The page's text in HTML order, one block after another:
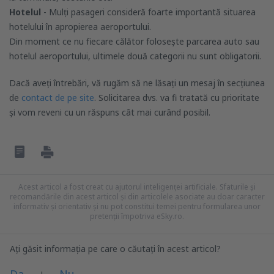
Hotelul - Mulți pasageri consideră foarte importantă situarea
hotelului în apropierea aeroportului.
Din moment ce nu fiecare călător folosește parcarea auto sau
hotelul aeroportului, ultimele două categorii nu sunt obligatorii.
Dacă aveți întrebări, vă rugăm să ne lăsați un mesaj în secțiunea
de contact de pe site. Solicitarea dvs. va fi tratată cu prioritate
și vom reveni cu un răspuns cât mai curând posibil.
Acest articol a fost creat cu ajutorul inteligenței artificiale. Sfaturile și
recomandările din acest articol și din articolele asociate au doar caracter
informativ și orientativ și nu pot constitui temei pentru formularea unor
pretenții împotriva eSky.ro.
Ați găsit informația pe care o căutați în acest articol?